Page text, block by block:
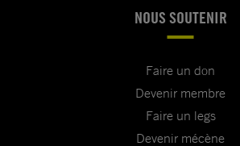
NOUS SOUTENIR
Faire un don
Devenir membre
Faire un legs
Devenir mécène